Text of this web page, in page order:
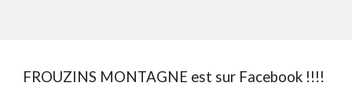
FROUZINS MONTAGNE est sur Facebook !!!!